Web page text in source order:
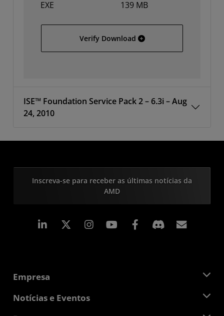
EXE
139 MB
Verify Download 6.3i EDK Service Pack 2
ISE™ Foundation Service Pack 2 – 6.3i – Aug
24, 2010
Inscreva-se para receber as últimas notícias da
AMD
Linkedin Instagram Facebook
Empresa
Sobre a AMD
Notícias e Eventos